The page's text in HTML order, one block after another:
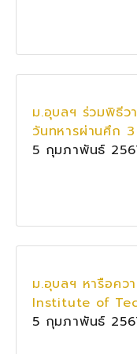
ม.อุบลฯ ร่วมพิธีว
วันทหารผ่านศึก
5 กุมภาพันธ์
ม.อุบลฯ หารือคว
Institute of
5 กุมภาพันธ์